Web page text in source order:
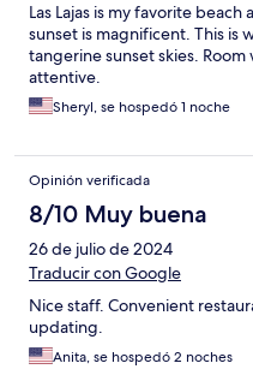
Las Lajas is my favorite
sunset is magnificent. This is
tangerine sunset skies.
attentive.
Sheryl, se hospedó 1 noche
Opinión verificada
8/10 Muy buena
26 de julio de 2024
Traducir con Google
Nice staff. Convenient
updating.
Anita, se hospedó 2 noches